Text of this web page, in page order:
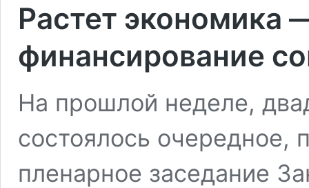
Растет экономика
финансирование
На прошлой неделе,
состоялось очередное,
пленарное заседание